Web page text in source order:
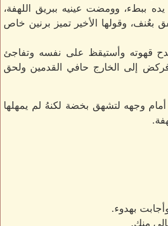
ببطء، وومضت عينيه ببريق اللهفة،
بعُنف، وقولها الأخير تميز برنين خاص
قهوته وأستيقظ على نفسه وتفاجئ
إلى الخارج حافي القدمين ولحق
أمام وجهه لتشهق بخضة لكنهُ لم يمهلها
بهدوء.
منك.